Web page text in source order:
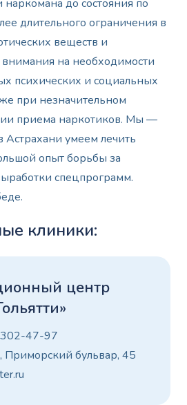
наркомана до состояния по
длительного ограничения в
веществ и
внимания на необходимости
психических и социальных
при незначительном
приема наркотиков. Мы —
умеем лечить
опыт борьбы за
спецпрограмм.
клиники:
центр
47-97
Приморский бульвар, 45